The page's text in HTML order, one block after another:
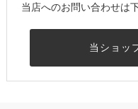
当店へのお問い合わせは
当ショッ